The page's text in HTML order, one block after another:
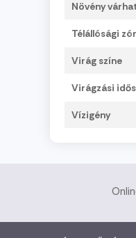
Növény
Télállósági
Virág színe
Virágzási
Vízigény